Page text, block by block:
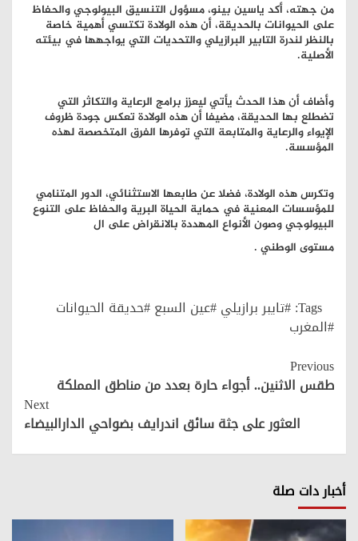
من جهته، أكد ياسين بينو، مسؤول التنسيق البيولوجي والحفاظ
على الحيوانات بالحديقة، أن هذه الولادة تكتسي أهمية خاصة
بالنظر لندرة التابير البرازيلي والتحديات التي يواجهها في بيئته
الأصلية.
وأضاف أن هذا الحدث يأتي ليعزز برامج الرعاية والتكاثر التي
تضطلع بها الحديقة، مضيفا أن هذه الولادة تعكس جودة ظروف
الإيواء والرعاية والمتابعة التي توفرها الفرق المتخصصة لهذه
المؤسسة.
وتكرس هذه الولادة، فضلا عن طابعها الاستثنائي، الدور المتنامي
للمؤسسات المعنية في حماية الحياة البرية والحفاظ على التنوع
البيولوجي وصون الأنواع المهددة بالانقراض على ال
مستوى الوطني .
Tags: #تايبر برازيلي #عين السبع #حديقة الحيوانات
#المغرب
Continue
Reading
Previous
طقس الاثنين.. أجواء حارة بعدد من مناطق المملكة
Next
العثور على جثة سائق اندرايف بضواحي الدارالبيضاء
أخبار دات صلة